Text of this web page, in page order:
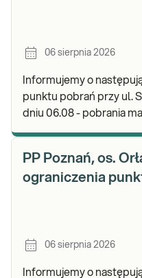
06 sierpnia 2026
Informujemy o
punktu pobrań przy ul.
dniu 06.08 - pobrania
PP Poznań, os.
ograniczenia
06 sierpnia 2026
Informujemy o